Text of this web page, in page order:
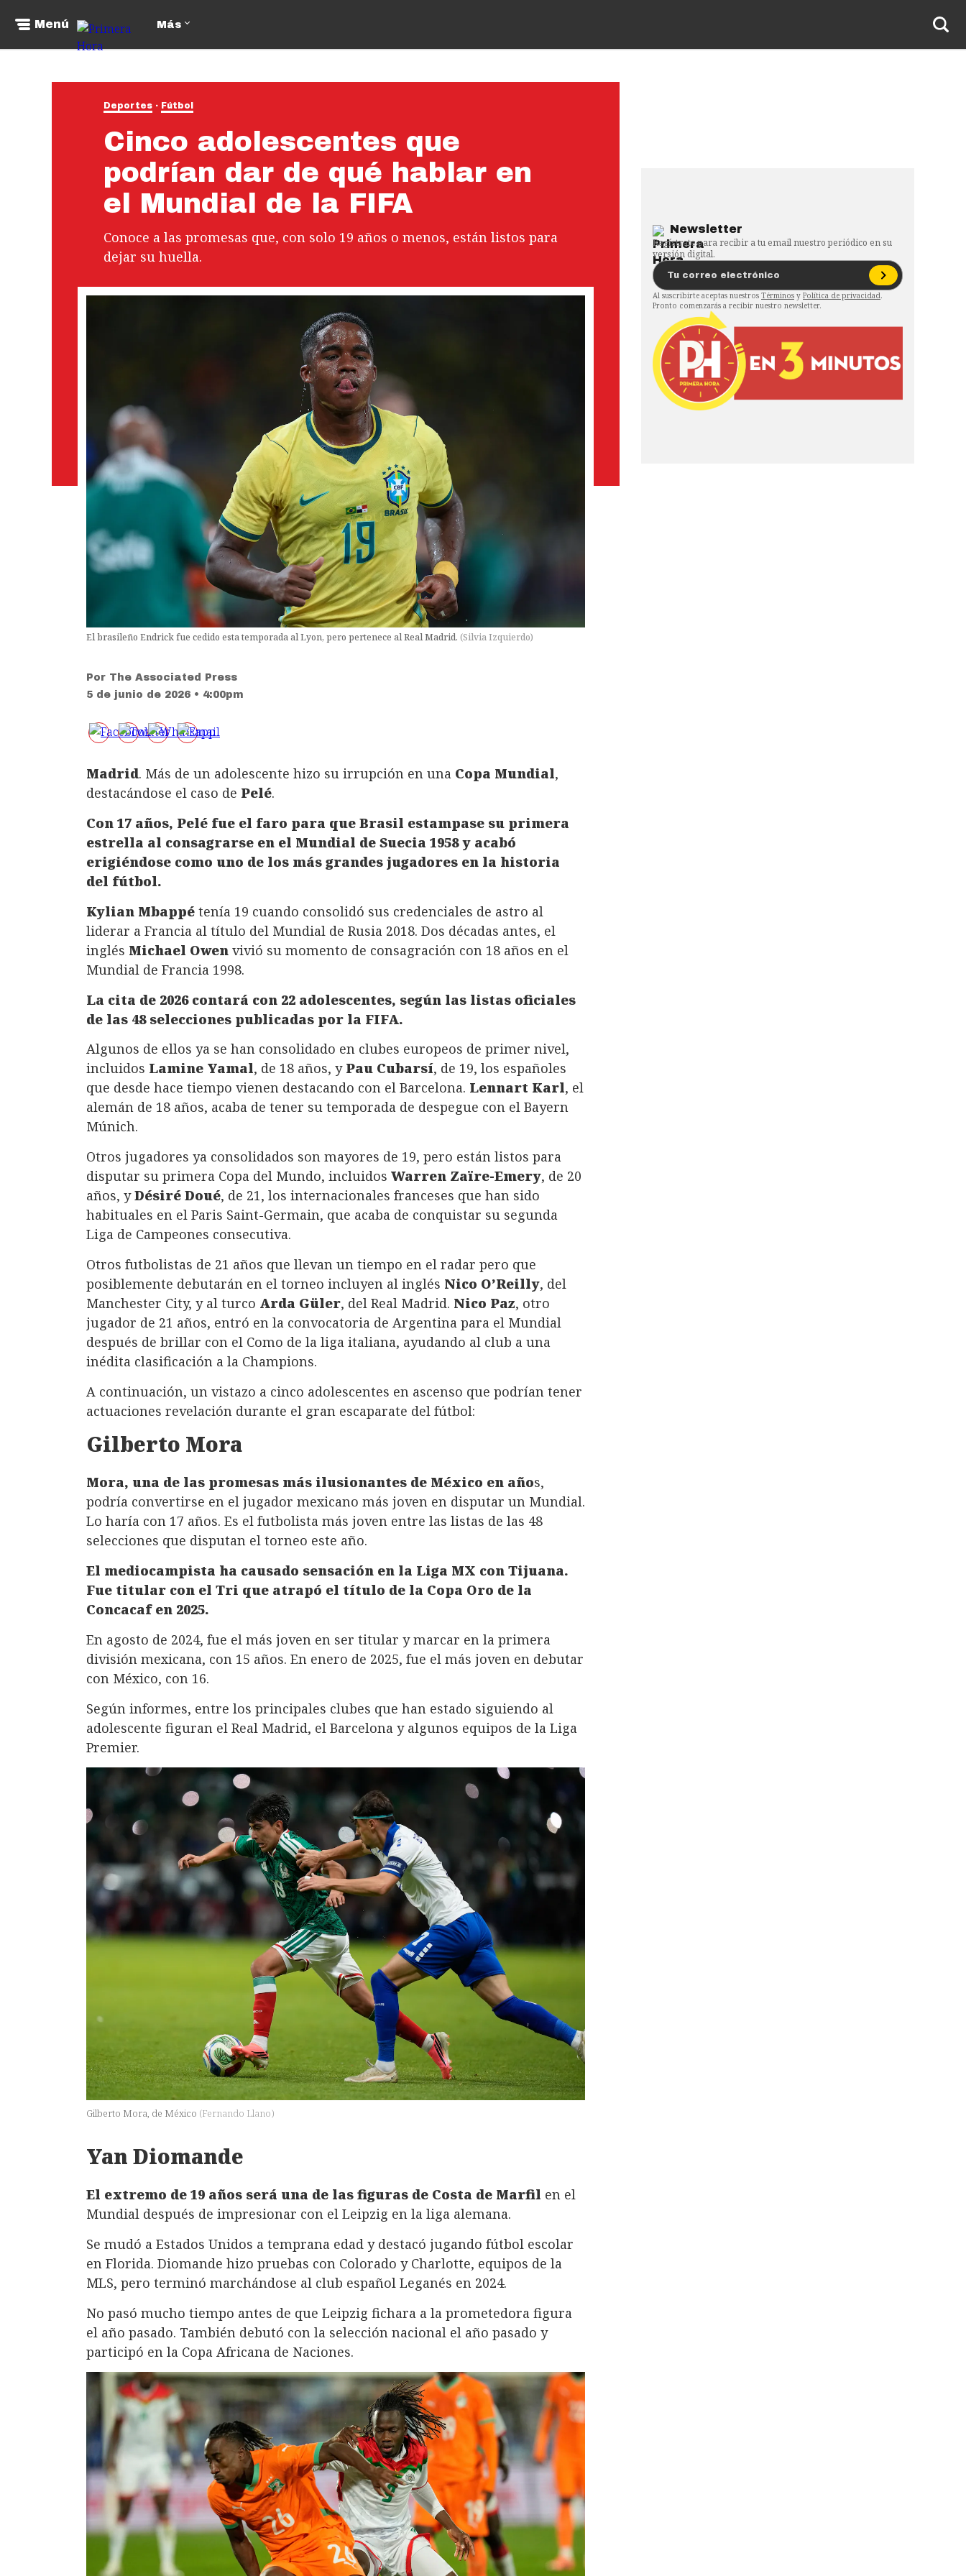
Menú Más
Deportes Fútbol
Cinco adolescentes que
podrían dar de qué hablar en
el Mundial de la FIFA
Conoce a las promesas que, con solo 19 años o menos, están listos para
dejar su huella.
El brasileño Endrick fue cedido esta temporada al Lyon, pero pertenece al Real Madrid. (Silvia Izquierdo)
Por The Associated Press
5 de junio de 2026 • 4:00pm
Madrid. Más de un adolescente hizo su irrupción en una Copa Mundial,
destacándose el caso de Pelé.
Con 17 años, Pelé fue el faro para que Brasil estampase su primera
estrella al consagrarse en el Mundial de Suecia 1958 y acabó
erigiéndose como uno de los más grandes jugadores en la historia
del fútbol.
Kylian Mbappé tenía 19 cuando consolidó sus credenciales de astro al
liderar a Francia al título del Mundial de Rusia 2018. Dos décadas antes, el
inglés Michael Owen vivió su momento de consagración con 18 años en el
Mundial de Francia 1998.
La cita de 2026 contará con 22 adolescentes, según las listas oficiales
de las 48 selecciones publicadas por la FIFA.
Algunos de ellos ya se han consolidado en clubes europeos de primer nivel,
incluidos Lamine Yamal, de 18 años, y Pau Cubarsí, de 19, los españoles
que desde hace tiempo vienen destacando con el Barcelona. Lennart Karl, el
alemán de 18 años, acaba de tener su temporada de despegue con el Bayern
Múnich.
Otros jugadores ya consolidados son mayores de 19, pero están listos para
disputar su primera Copa del Mundo, incluidos Warren Zaïre-Emery, de 20
años, yDésiré Doué, de 21, los internacionales franceses que han sido
habituales en el Paris Saint-Germain, que acaba de conquistar su segunda
Liga de Campeones consecutiva.
Otros futbolistas de 21 años que llevan un tiempo en el radar pero que
posiblemente debutarán en el torneo incluyen al inglés Nico O’Reilly, del
Manchester City, y al turco Arda Güler, del Real Madrid. Nico Paz, otro
jugador de 21 años, entró en la convocatoria de Argentina para el Mundial
después de brillar con el Como de la liga italiana, ayudando al club a una
inédita clasificación a la Champions.
A continuación, un vistazo a cinco adolescentes en ascenso que podrían tener
actuaciones revelación durante el gran escaparate del fútbol:
Gilberto Mora
Mora, una de las promesas más ilusionantes de México en años,
podría convertirse en el jugador mexicano más joven en disputar un Mundial.
Lo haría con 17 años. Es el futbolista más joven entre las listas de las 48
selecciones que disputan el torneo este año.
El mediocampista ha causado sensación en la Liga MX con Tijuana.
Fue titular con el Tri que atrapó el título de la Copa Oro de la
Concacaf en 2025.
En agosto de 2024, fue el más joven en ser titular y marcar en la primera
división mexicana, con 15 años. En enero de 2025, fue el más joven en debutar
con México, con 16.
Según informes, entre los principales clubes que han estado siguiendo al
adolescente figuran el Real Madrid, el Barcelona y algunos equipos de la Liga
Premier.
Gilberto Mora, de México (Fernando Llano)
Yan Diomande
El extremo de 19 años será una de las figuras de Costa de Marfil en el
Mundial después de impresionar con el Leipzig en la liga alemana.
Se mudó a Estados Unidos a temprana edad y destacó jugando fútbol escolar
en Florida. Diomande hizo pruebas con Colorado y Charlotte, equipos de la
MLS, pero terminó marchándose al club español Leganés en 2024.
No pasó mucho tiempo antes de que Leipzig fichara a la prometedora figura
el año pasado. También debutó con la selección nacional el año pasado y
participó en la Copa Africana de Naciones.
Newsletter
Regístrate para recibir a tu email nuestro periódico en su
versión digital.
Al suscribirte aceptas nuestros Términos y Política de privacidad.
Pronto comenzarás a recibir nuestro newsletter.